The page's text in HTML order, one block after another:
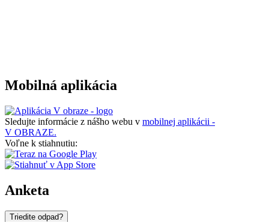
Mobilná aplikácia
Sledujte informácie z nášho webu v mobilnej aplikácii -
V OBRAZE.
Voľne k stiahnutiu:
Anketa
Triedite odpad?